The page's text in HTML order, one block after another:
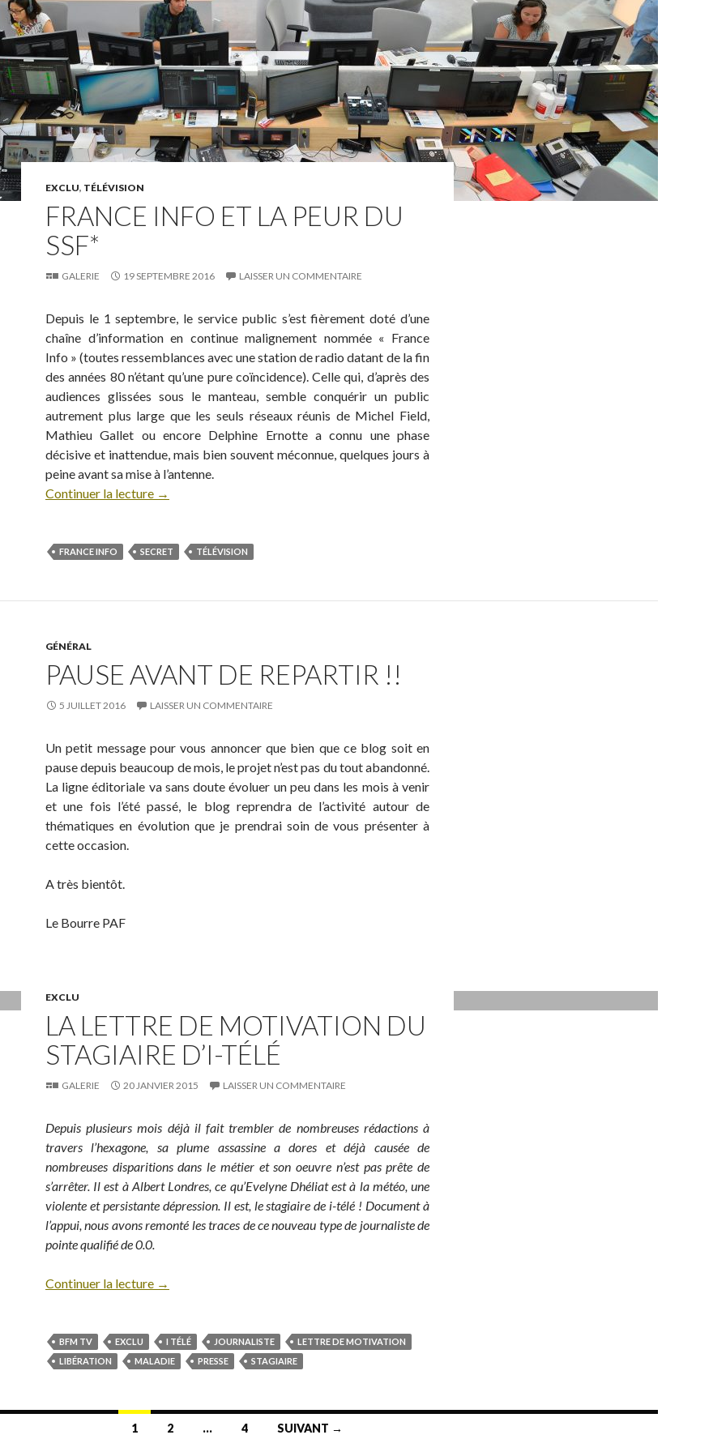
EXCLU, TÉLÉVISION
FRANCE INFO ET LA PEUR DU
SSF*
GALERIE 19 SEPTEMBRE 2016 LAISSER UN COMMENTAIRE
Depuis le 1 septembre, le service public s’est fièrement doté d’une
chaîne d’information en continue malignement nommée « France
Info » (toutes ressemblances avec une station de radio datant de la fin
des années 80 n’étant qu’une pure coïncidence). Celle qui, d’après des
audiences glissées sous le manteau, semble conquérir un public
autrement plus large que les seuls réseaux réunis de Michel Field,
Mathieu Gallet ou encore Delphine Ernotte a connu une phase
décisive et inattendue, mais bien souvent méconnue, quelques jours à
peine avant sa mise à l’antenne.
Continuer la lecture →
FRANCE INFO SECRET TÉLÉVISION
GÉNÉRAL
PAUSE AVANT DE REPARTIR !!
5 JUILLET 2016 LAISSER UN COMMENTAIRE
Un petit message pour vous annoncer que bien que ce blog soit en
pause depuis beaucoup de mois, le projet n’est pas du tout abandonné.
La ligne éditoriale va sans doute évoluer un peu dans les mois à venir
et une fois l’été passé, le blog reprendra de l’activité autour de
thématiques en évolution que je prendrai soin de vous présenter à
cette occasion.
A très bientôt.
Le Bourre PAF
EXCLU
LA LETTRE DE MOTIVATION DU
STAGIAIRE D’I-TÉLÉ
GALERIE 20 JANVIER 2015 LAISSER UN COMMENTAIRE
Depuis plusieurs mois déjà il fait trembler de nombreuses rédactions à
travers l’hexagone, sa plume assassine a dores et déjà causée de
nombreuses disparitions dans le métier et son oeuvre n’est pas prête de
s’arrêter. Il est à Albert Londres, ce qu’Evelyne Dhéliat est à la météo, une
violente et persistante dépression. Il est, le stagiaire de i-télé ! Document à
l’appui, nous avons remonté les traces de ce nouveau type de journaliste de
pointe qualifié de 0.0.
Continuer la lecture →
BFM TV EXCLU I TÉLÉ JOURNALISTE
LETTRE DE MOTIVATION
LIBÉRATION
MALADIE PRESSE STAGIAIRE
1 2 … 4 SUIVANT →